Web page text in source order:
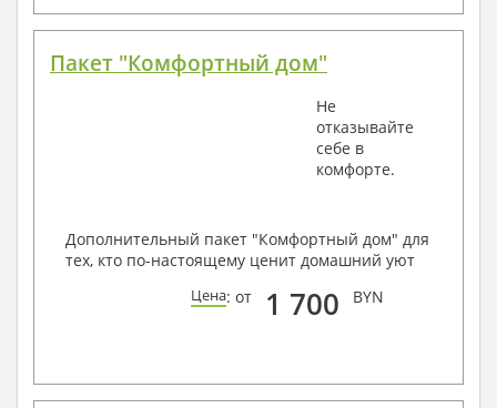
Пакет "Комфортный дом"
Не
отказывайте
себе в
комфорте.
Дополнительный пакет "Комфортный дом" для
тех, кто по-настоящему ценит домашний уют
Цена: от 1 700 BYN